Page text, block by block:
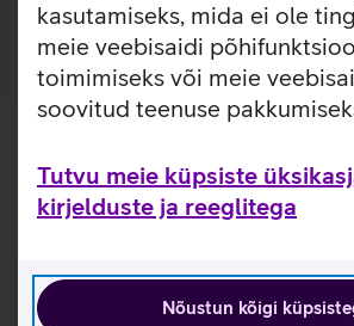
kasutamiseks, mida ei ole
meie veebisaidi
toimimiseks või meie
soovitud teenuse
Tutvu meie küpsiste
kirjelduste ja reeglitega
Nõustun kõigi